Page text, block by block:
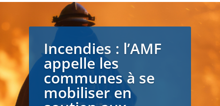
Incendies : l’AMF
appelle les
communes à se
mobiliser en